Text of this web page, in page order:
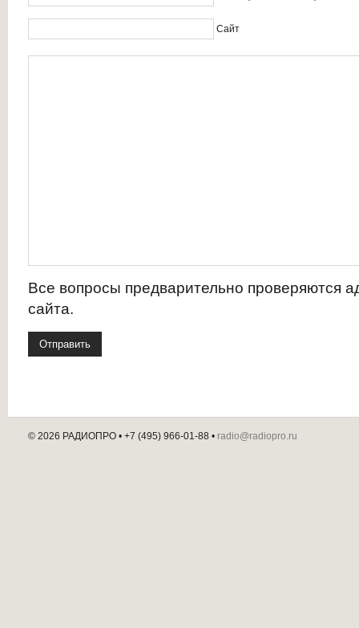
Сайт
Все вопросы предварительно проверяются
сайта.
© 2026 РАДИОПРО • +7 (495) 966-01-88 • radio@radiopro.ru